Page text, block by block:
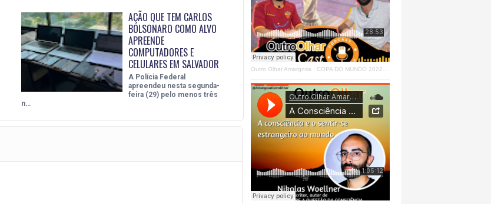
AÇÃO QUE TEM CARLOS
BOLSONARO COMO ALVO
APREENDE
COMPUTADORES E
CELULARES EM SALVADOR
A Polícia Federal
apreendeu nesta segunda-
feira (29) pelo menos três
n…
Outro Olhar Amargosa · COPA DO MUNDO 2022 - OUTRO OLHAR CAST #O1 Right